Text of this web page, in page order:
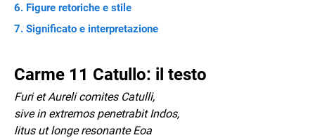
Figure retoriche e stile
Significato e interpretazione
Carme 11 Catullo: il testo
Furi et Aureli comites Catulli,
sive in extremos penetrabit Indos,
litus ut longe resonante Eoa